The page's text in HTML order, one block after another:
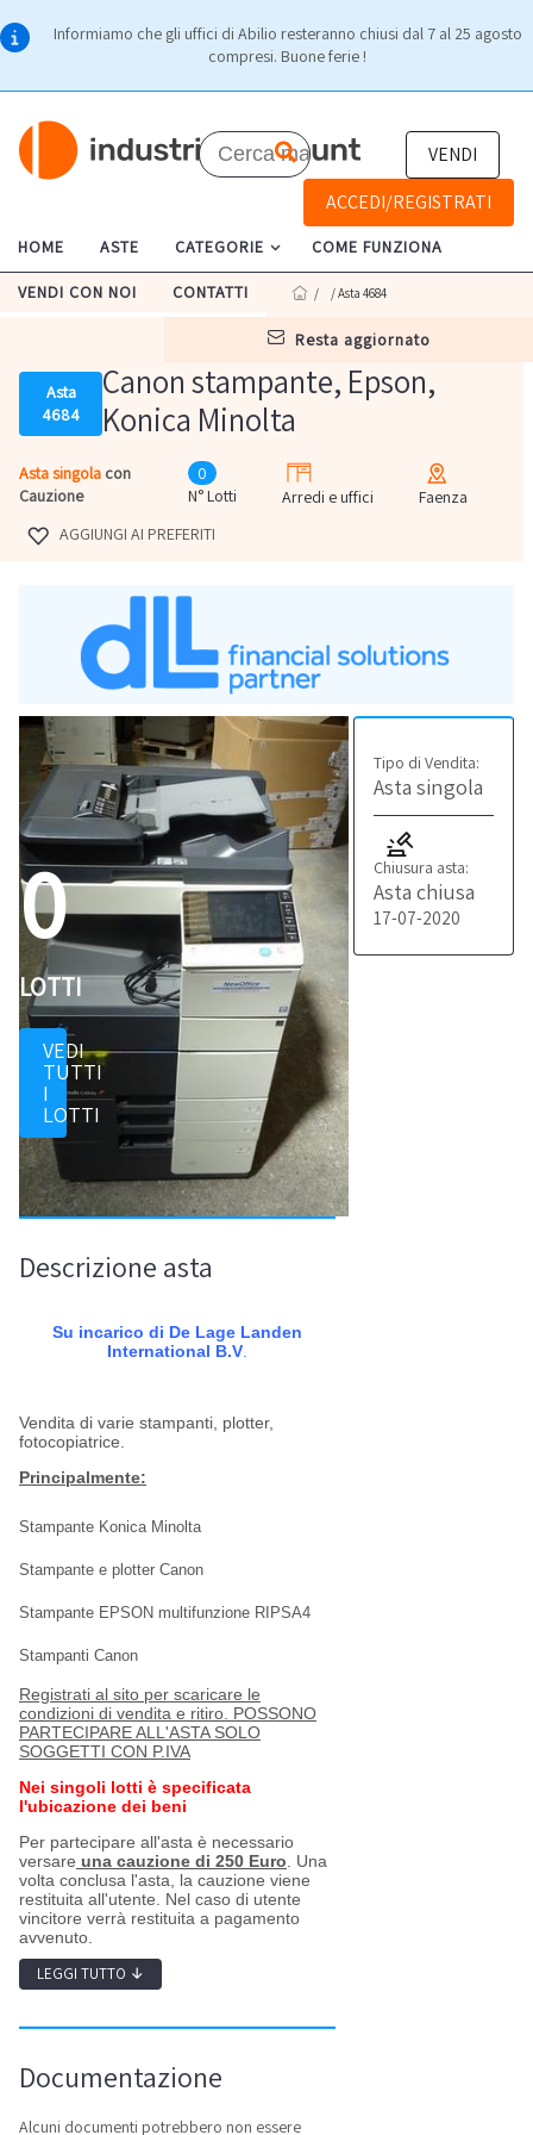
Informiamo che gli uffici di Abilio resteranno chiusi dal 7 al 25 agosto
compresi. Buone ferie !
VENDI
ACCEDI/REGISTRATI
HOME ASTE CATEGORIE COME FUNZIONA
VENDI CON NOI CONTATTI
resta aggiornato
/ / Asta 4684
Asta
4684
Canon stampante, Epson,
Konica Minolta
Asta singola con
Cauzione
0
N° Lotti
Arredi e uffici
Faenza
AGGIUNGI AI PREFERITI
0
LOTTI
VEDI
TUTTI
I
LOTTI
Tipo di Vendita:
Asta singola
Chiusura asta:
Asta chiusa
17-07-2020
Descrizione asta
Su incarico di De Lage Landen
International B.V
Vendita di varie stampanti, plotter,
fotocopiatrice.
Principalmente:
Stampante Konica Minolta
Stampante e plotter Canon
Stampante EPSON multifunzione RIPSA4
Stampanti Canon
Registrati al sito per scaricare le
condizioni di vendita e ritiro. POSSONO
PARTECIPARE ALL'ASTA SOLO
SOGGETTI CON P.IVA
Nei singoli lotti è specificata
l'ubicazione dei beni
Per partecipare all'asta è necessario
versare una cauzione di 250 Euro . Una
volta conclusa l'asta, la cauzione viene
restituita all'utente. Nel caso di utente
vincitore verrà restituita a pagamento
avvenuto.
LEGGI TUTTO ↓
Documentazione
Alcuni documenti potrebbero non essere